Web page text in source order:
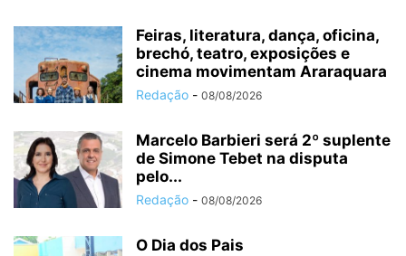
Feiras, literatura, dança, oficina,
brechó, teatro, exposições e
cinema movimentam Araraquara
Redação - 08/08/2026
Marcelo Barbieri será 2º suplente
de Simone Tebet na disputa
pelo...
Redação - 08/08/2026
O Dia dos Pais